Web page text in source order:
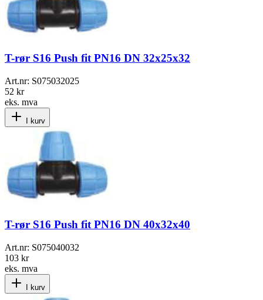
T-rør S16 Push fit PN16 DN 32x25x32
Art.nr: S075032025
52 kr
eks. mva
I kurv
T-rør S16 Push fit PN16 DN 40x32x40
Art.nr: S075040032
103 kr
eks. mva
I kurv